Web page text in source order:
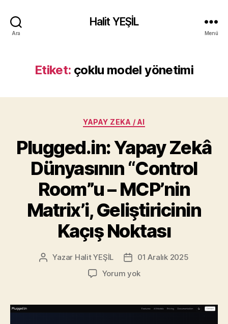
Ara
Halit YEŞİL
Menü
Etiket: çoklu model yönetimi
Kategoriler
YAPAY ZEKA / AI
Plugged.in: Yapay Zekâ
Dünyasının “Control
Room”u – MCP’nin
Matrix’i, Geliştiricinin
Kaçış Noktası
Yazının
Yazar Halit YEŞİL
Yazı
tarihi
01 Aralık 2025
Yorum yokPlugged.in:
Dünyasının